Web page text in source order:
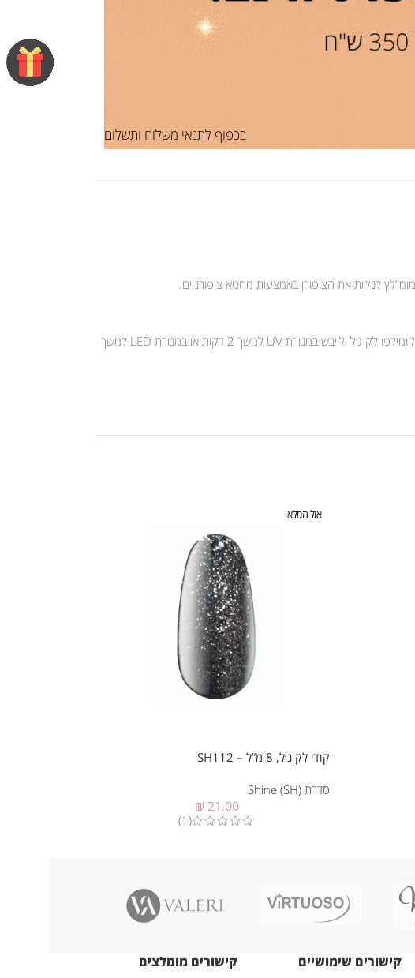
בכפוף לתנאי משלוח ותשלום
לנקות את הציפורן באמצעות מחטא ציפורניים.
יש למרוח שכבה דקה של קומילפו לק ג’ל ולייבש במנורת UV למשך 2 דקות או במנורת LED למשך 30 שניות. לאחר מכן יש למרוח שכבה נוספת של קומילפו לק ג’ל ולייבש במנורת UV למשך 2 דקות או במנורת LED למשך
אזל המלאי
קודי לק ג׳ל, 8 מ”ל – SH112
סדרת Shine (SH)
₪ 21.00
(1)
קישורים שימושיים קישורים מומלצים